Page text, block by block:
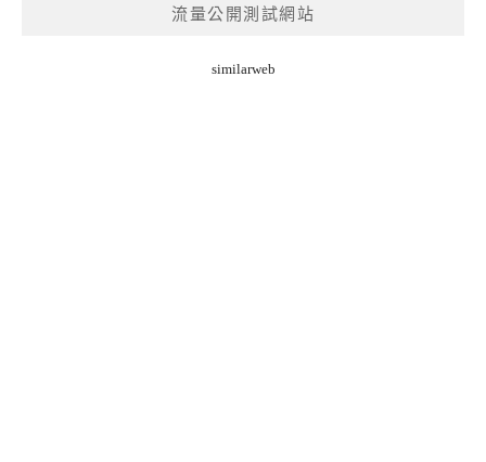
流量公開測試網站
similarweb